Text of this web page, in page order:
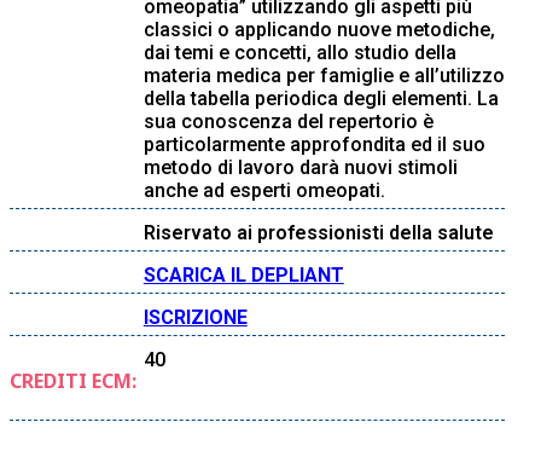
omeopatia” utilizzando gli aspetti più
classici o applicando nuove metodiche,
dai temi e concetti, allo studio della
materia medica per famiglie e all’utilizzo
della tabella periodica degli elementi. La
sua conoscenza del repertorio è
particolarmente approfondita ed il suo
metodo di lavoro darà nuovi stimoli
anche ad esperti omeopati.
Riservato ai professionisti della salute
SCARICA IL DEPLIANT
ISCRIZIONE
CREDITI ECM:
40